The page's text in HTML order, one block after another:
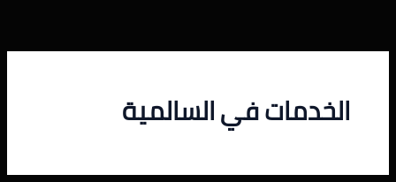
المحتوى
الخدمات في السالمية